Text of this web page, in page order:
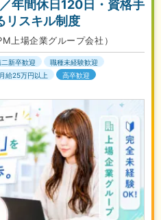
年間休日120日・資格手
リスキル制度
上場企業グループ会社）
二新卒歓迎
職種未経験歓迎
月給25万円以上 高卒歓迎